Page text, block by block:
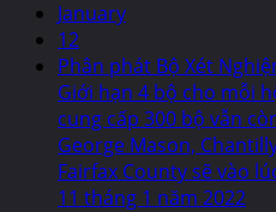
January
12
Phân phát Bộ Xét
Giới hạn 4 bộ cho mỗi
cung cấp 300 bộ vẫn
George Mason,
Fairfax County sẽ vào
11 tháng 1 năm 2022